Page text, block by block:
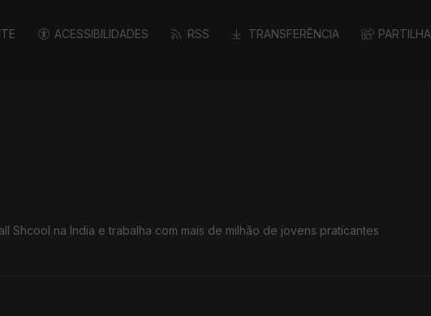
ACESSIBILIDADES RSS TRANSFERÊNCIA PARTILHA
Shcool na India e trabalha com mais de milhão de jovens praticantes